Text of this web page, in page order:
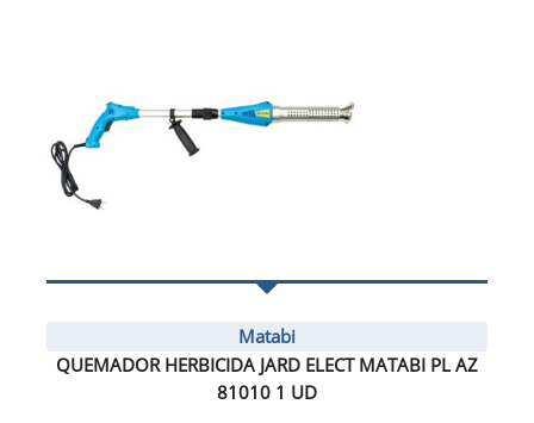
Matabi
QUEMADOR HERBICIDA JARD ELECT MATABI PL AZ
81010 1 UD